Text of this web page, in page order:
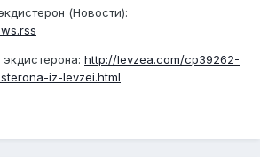
(Новости):
http://levzea.com/cp39262-
iz-levzei.html